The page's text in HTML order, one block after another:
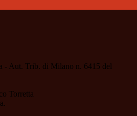
- Aut. Trib. di Milano n. 6415 del
Torretta